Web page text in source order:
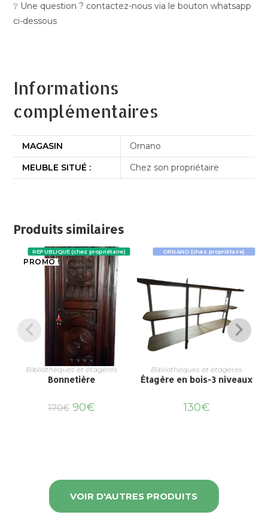
❔ Une question ? contactez-nous via le bouton whatsapp
ci-dessous
Informations
complémentaires
MAGASIN
Ornano
MEUBLE SITUÉ :
Chez son propriétaire
Produits similaires
REPUBLIQUE (chez propriétaire)
PROMO !
Bibliothèques et étagères
Bonnetière
170€ 90€
ORNANO (chez propriétaire)
Bibliothèques et étagères
Étagère en bois-3 niveaux
130€
VOIR D'AUTRES PRODUITS